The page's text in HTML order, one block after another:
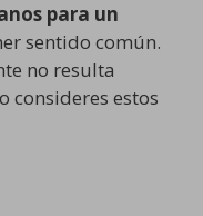
para un
sentido común.
no resulta
consideres estos